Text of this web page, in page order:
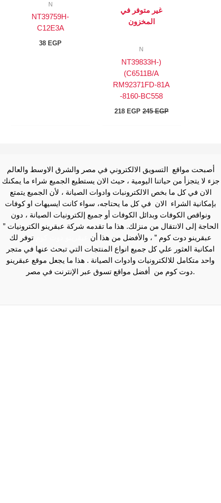
غير متوفر في
المخزون
N
(NT39833H-
C6511B/A)
RM92371FD-81A
-8160-BC558
245EGP
218 EGP
N
NT39759H-
C12E3A
38 EGP
أصبحت مواقع التسويق الالكتروني في مصر والشرق الاوسط والعالم
جزء لا يتجزأ من حياتنا اليومية ، حيث الان يستطيع الجميع شراء ما يمكنك
الان في كل ما بخص الالكترونبات وادوات الصيانة ، لأن الجميع يتمتع
بإمكانية الشراء الان في كل ما يحتاجه، سواء كانت ايسيهات او كوفات
ونواقص الكوفات وبدائل الكوفات أو جميع إلكترونيات الصيانة ، دون
الحاجة إلى الانتقال من منزلك. هذا ما تقدمه شركة عبقرينو الكترونيات ”
عبقرينو دوت كوم ” ، والأفضل من هذا أن
توفر لك
امكانية العثور علي كل جميع انواع المنتجات التي تبحث عنها في متجر
واحد متكامل للالكترونيات وادوات الصيانة . هذا ما يجعل موقع عبقرينو
دوت كوم من أفضل مواقع تسوق عبر الإنترنت في مصر.